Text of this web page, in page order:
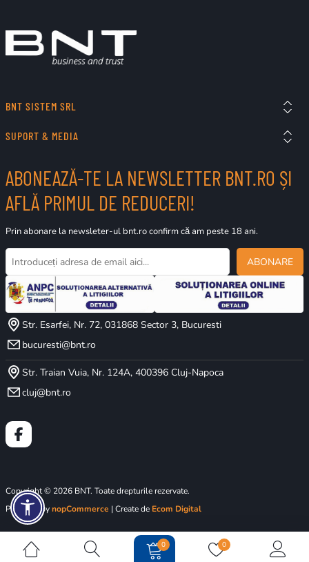
0
0
BNT SISTEM SRL
SUPORT & MEDIA
ABONEAZĂ-TE LA NEWSLETTER BNT.RO ȘI
AFLĂ PRIMUL DE REDUCERI!
Prin abonare la newsleter-ul bnt.ro confirm că am peste 18 ani.
ABONARE
Str. Esarfei, Nr. 72, 031868 Sector 3, Bucuresti
bucuresti@bnt.ro
Str. Traian Vuia, Nr. 124A, 400396 Cluj-Napoca
cluj@bnt.ro
Copyright © 2026 BNT. Toate drepturile rezervate.
Powered bynopCommerce | Create de Ecom Digital